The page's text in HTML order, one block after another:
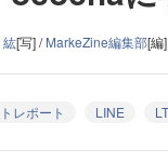
紘[写] /MarkeZine編集部[編]
レポート LINE